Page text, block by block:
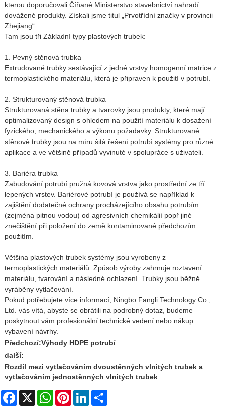
kterou doporučovali Číňané Ministerstvo stavebnictví nahradí
dovážené produkty. Získali jsme titul „Prvotřídní značky v provincii
Zhejiang“.
Tam jsou tři Základní typy plastových trubek:
1. Pevný stěnová trubka
Extrudované trubky sestávající z jedné vrstvy homogenní matrice z
termoplastického materiálu, která je připraven k použití v potrubí.
2. Strukturovaný stěnová trubka
Strukturovaná stěna trubky a tvarovky jsou produkty, které mají
optimalizovaný design s ohledem na použití materiálu k dosažení
fyzického, mechanického a výkonu požadavky. Strukturované
stěnové trubky jsou na míru šitá řešení potrubí systémy pro různé
aplikace a ve většině případů vyvinuté v spolupráce s uživateli.
3. Bariéra trubka
Zabudování potrubí pružná kovová vrstva jako prostřední ze tří
lepených vrstev. Bariérové ​​potrubí je používá se například k
zajištění dodatečné ochrany procházejícího obsahu potrubím
(zejména pitnou vodou) od agresivních chemikálií popř jiné
znečištění při položení do země kontaminované předchozím
použitím.
Většina plastových trubek systémy jsou vyrobeny z
termoplastických materiálů. Způsob výroby zahrnuje roztavení
materiálu, tvarování a následné ochlazení. Trubky jsou běžně
vyráběny vytlačování.
Pokud potřebujete více informací, Ningbo Fangli Technology Co.,
Ltd. vás vítá, abyste se obrátili na podrobný dotaz, budeme
poskytnout vám profesionální technické vedení nebo nákup
vybavení návrhy.
Předchozí:Výhody HDPE potrubí
další:
Rozdíl mezi vytlačováním dvoustěnných vlnitých trubek a
vytlačováním jednostěnných vlnitých trubek
Facebook
X WhatsAppPinterestLinkedIn